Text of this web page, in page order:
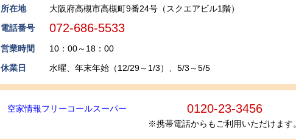
所在地
大阪府高槻市高槻町9番24号（スクエアビル1階）
電話番号
072-686-5533
営業時間
10：00～18：00
休業日
水曜、年末年始（12/29～1/3）、5/3～5/5
空家情報フリーコールスーパー 0120-23-3456
※携帯電話からもご利用いただけます。